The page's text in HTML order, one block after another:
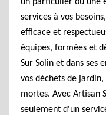
services à vos
efficace et
équipes, formées et
Sur Solin et dans ses
vos déchets de
mortes. Avec Artisan
seulement d'un